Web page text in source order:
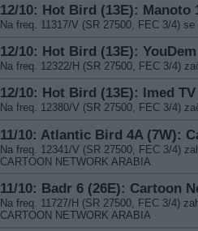
12/10: Hot Bird (13E): Manoto
Na freq. 11317/V (SR 27500, FEC 3/4)
12/10: Hot Bird (13E):
Na freq. 12322/H (SR 27500, FEC 3/4)
12/10: Hot Bird (13E): Imed TV
Na freq. 12380/V (SR 27500, FEC 3/4)
11/10: Atlantic Bird 4A (7W):
Na freq. 12341/V (SR 27500, FEC 3/4)
CARTOON NETWORK ARABIA
11/10: Badr 6 (26E): Cartoon
Na freq. 11727/H (SR 27500, FEC 3/4)
CARTOON NETWORK ARABIA